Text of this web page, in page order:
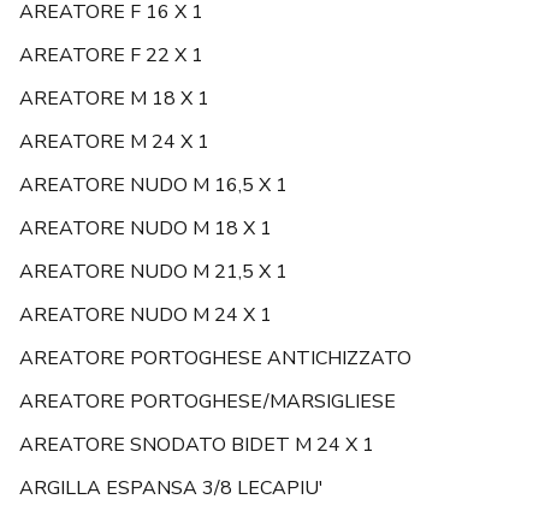
AREATORE F 16 X 1
AREATORE F 22 X 1
AREATORE M 18 X 1
AREATORE M 24 X 1
AREATORE NUDO M 16,5 X 1
AREATORE NUDO M 18 X 1
AREATORE NUDO M 21,5 X 1
AREATORE NUDO M 24 X 1
AREATORE PORTOGHESE ANTICHIZZATO
AREATORE PORTOGHESE/MARSIGLIESE
AREATORE SNODATO BIDET M 24 X 1
ARGILLA ESPANSA 3/8 LECAPIU'